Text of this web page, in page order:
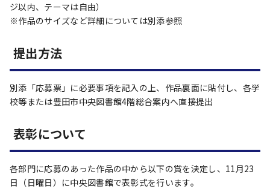
ジ以内、テーマは自由）
※作品のサイズなど詳細については別添参照
提出方法
別添「応募票」に必要事項を記入の上、作品裏面に貼付し、各学
校等または豊田市中央図書館4階総合案内へ直接提出
表彰について
各部門に応募のあった作品の中から以下の賞を決定し、11月23
日（日曜日）に中央図書館で表彰式を行います。